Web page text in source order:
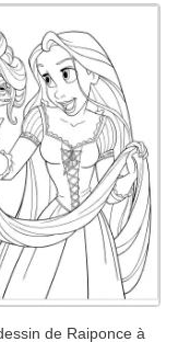
de Raiponce à